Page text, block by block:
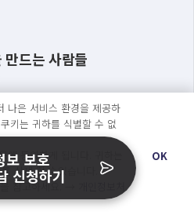
만드는 사람들
하겠습니다.
.
관리를 보장하겠습니다.
나은 서비스 환경을 제공하
키는 귀하를 식별할 수 없
동의하게 됩니다. 귀하는
삭제 할 수있습니다.
참고하세요. →
OK
보 보호
신청하기